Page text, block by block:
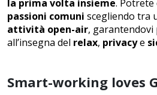
la prima volta insieme. Potrete
passioni comuni scegliendo tra
attività open-air,
all’insegna del relax, privacye
Smart-working loves